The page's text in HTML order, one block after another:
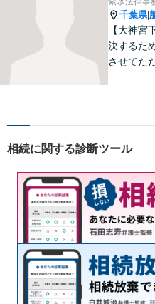
千葉県|
【大神宮
決するた
させてた
進してお
相続に関する診断ツール